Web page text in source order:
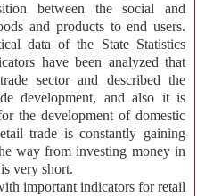
between the social and
and products to end users.
data of the State Statistics
have been analyzed that
sector and described the
development, and also it is
the development of domestic
trade is constantly gaining
way from investing money in
very short.
important indicators for retail